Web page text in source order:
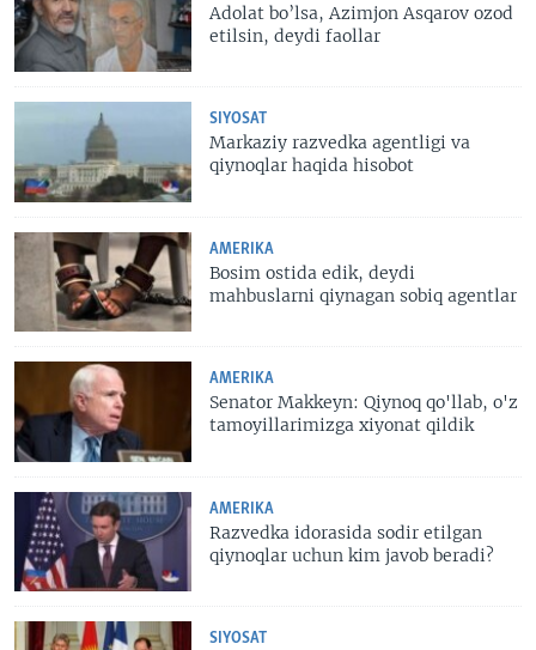
Adolat bo’lsa, Azimjon Asqarov ozod
etilsin, deydi faollar
SIYOSAT
Markaziy razvedka agentligi va
qiynoqlar haqida hisobot
AMERIKA
Bosim ostida edik, deydi
mahbuslarni qiynagan sobiq agentlar
AMERIKA
Senator Makkeyn: Qiynoq qo'llab, o'z
tamoyillarimizga xiyonat qildik
AMERIKA
Razvedka idorasida sodir etilgan
qiynoqlar uchun kim javob beradi?
SIYOSAT